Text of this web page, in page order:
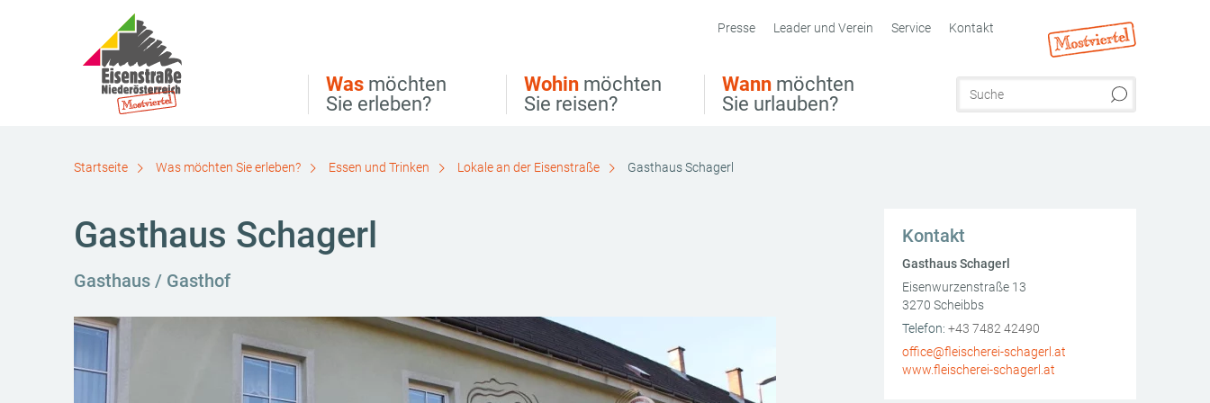
Direkt zur Volltextsuche
Direkt zum Inhalt
Was möchten
Sie erleben?
Wohin möchten
Sie reisen?
Wann möchten
Sie urlauben?
Presse Leader und Verein Service Kontakt
Startseite Was möchten Sie erleben? Essen und Trinken Lokale an der Eisenstraße Gasthaus Schagerl
Gasthaus Schagerl
Gasthaus / Gasthof
Kontakt
Gasthaus Schagerl
Eisenwurzenstraße 13
3270 Scheibbs
AT
Telefon: +43 7482 42490
office@fleischerei-schagerl.at
www.fleischerei-schagerl.at